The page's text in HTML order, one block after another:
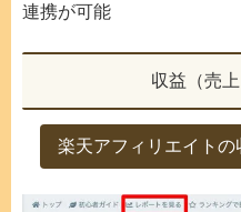
連携が可能
収益（売
楽天アフィリエイト